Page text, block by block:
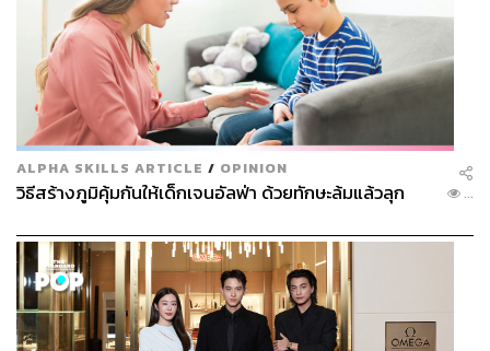
ALPHA SKILLS ARTICLE / OPINION
วิธีสร้างภูมิคุ้มกันให้เด็กเจนอัลฟ่า ด้วยทักษะล้มแล้วลุก ...